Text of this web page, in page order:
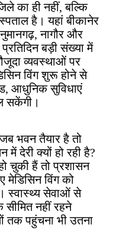
का ही नहीं, बल्कि
है। यहां बीकानेर
नागौर और
बड़ी संख्या में
व्यवस्थाओं पर
विंग शुरू होने से
आधुनिक सुविधाएं
सकेंगी।
भवन तैयार है तो
देरी क्यों हो रही है?
चुकी हैं तो प्रशासन
मेडिसिन विंग को
स्वास्थ्य सेवाओं से
नहीं रहने
तक पहुंचना भी उतना